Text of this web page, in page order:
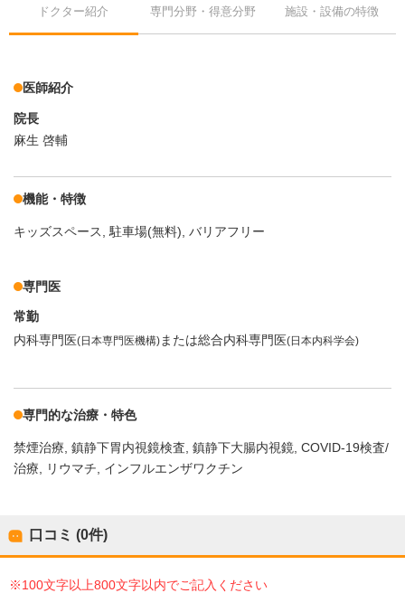
ドクター紹介 専門分野・得意分野 施設・設備の特徴
医師紹介
院長
麻生 啓輔
機能・特徴
キッズスペース 駐車場(無料) バリアフリー
専門医
常勤
内科専門医(日本専門医機構)または総合内科専門医(日本内科学会)
専門的な治療・特色
禁煙治療 鎮静下胃内視鏡検査 鎮静下大腸内視鏡 COVID-19検査/
治療
リウマチ インフルエンザワクチン
口コミ (0件)
※100文字以上800文字以内でご記入ください